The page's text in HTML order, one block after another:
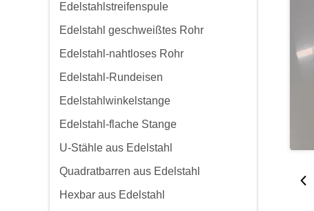
Edelstahlstreifenspule
Edelstahl geschweißtes Rohr
Edelstahl-nahtloses Rohr
Edelstahl-Rundeisen
Edelstahlwinkelstange
Edelstahl-flache Stange
U-Stähle aus Edelstahl
Quadratbarren aus Edelstahl
Hexbar aus Edelstahl